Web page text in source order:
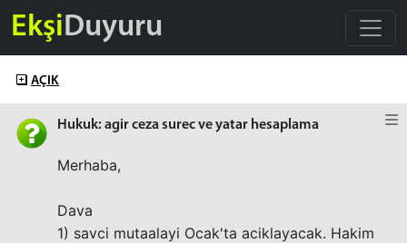
EkşiDuyuru
AÇIK
Hukuk: agir ceza surec ve yatar hesaplama
Merhaba,
Dava
1) savci mutaalayi Ocak'ta aciklayacak. Hakim